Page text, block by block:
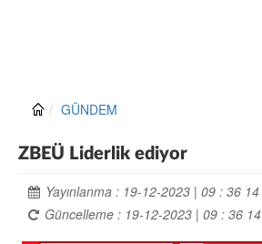
GÜNDEM
ZBEÜ Liderlik ediyor
Yayınlanma : 19-12-2023 | 09 : 36 14
Güncelleme : 19-12-2023 | 09 : 36 14